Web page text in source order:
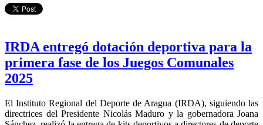
IRDA entregó dotación deportiva para la
primera fase de los Juegos Comunales
2025
El Instituto Regional del Deporte de Aragua (IRDA), siguiendo las
directrices del Presidente Nicolás Maduro y la gobernadora Joana